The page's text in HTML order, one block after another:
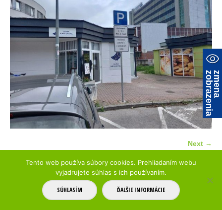
Next →
mapa stránky
© 2017 Parkovanie Trenčín
z
m
e
n
a
z
o
b
r
a
z
e
n
i
a
Tento web používa súbory cookies. Prehliadaním webu
vyjadrujete súhlas s ich používaním.
SÚHLASÍM ĎALŠIE INFORMÁCIE